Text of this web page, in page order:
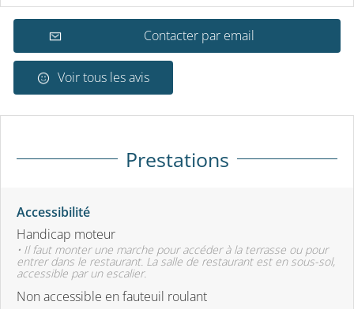
Contacter par email
Voir tous les avis
Prestations
Accessibilité
Handicap moteur
• Il faut monter une marche pour accéder à la terrasse ou pour
entrer dans le restaurant. La salle de restaurant est en sous-sol,
accessible par un escalier.
Non accessible en fauteuil roulant